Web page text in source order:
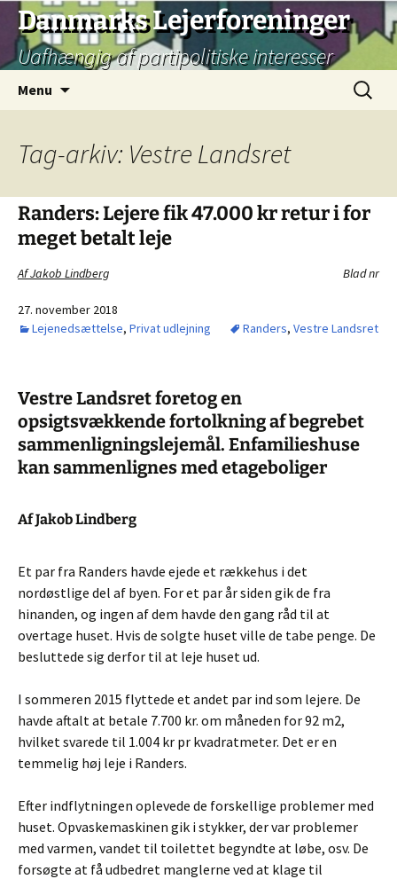
Hop
indhold
Danmarks Lejerforeninger
Uafhængig af partipolitiske interesser
Menu
Søg
efter:
Tag-arkiv: Vestre Landsret
Randers: Lejere fik 47.000 kr retur i for
meget betalt leje
Af Jakob Lindberg Blad nr
27. november 2018
Lejenedsættelse, Privat udlejning Randers, Vestre Landsret
Vestre Landsret foretog en
opsigtsvækkende fortolkning af begrebet
sammenligningslejemål. Enfamilieshuse
kan sammenlignes med etageboliger
Af Jakob Lindberg
Et par fra Randers havde ejede et rækkehus i det
nordøstlige del af byen. For et par år siden gik de fra
hinanden, og ingen af dem havde den gang råd til at
overtage huset. Hvis de solgte huset ville de tabe penge. De
besluttede sig derfor til at leje huset ud.
I sommeren 2015 flyttede et andet par ind som lejere. De
havde aftalt at betale 7.700 kr. om måneden for 92 m2,
hvilket svarede til 1.004 kr pr kvadratmeter. Det er en
temmelig høj leje i Randers.
Efter indflytningen oplevede de forskellige problemer med
huset. Opvaskemaskinen gik i stykker, der var problemer
med varmen, vandet til toilettet begyndte at løbe, osv. De
forsøgte at få udbedret manglerne ved at klage til